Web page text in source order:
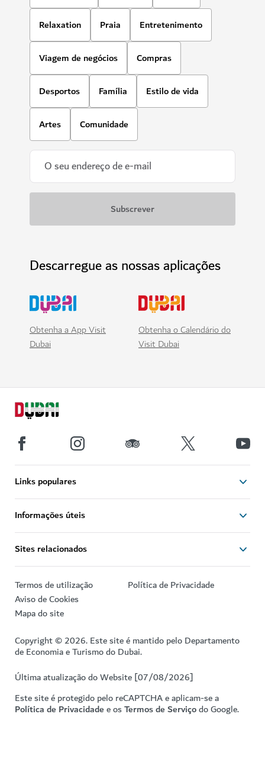
Relaxation Praia Entretenimento
Viagem de negócios Compras
Desportos Família Estilo de vida
Artes Comunidade
Descarregue as nossas aplicações
Obtenha a App Visit
Dubai
Obtenha o Calendário do
Visit Dubai
Links populares
Informações úteis
Sites relacionados
Termos de utilização
Política de Privacidade
Aviso de Cookies
Mapa do site
Copyright © 2026. Este site é mantido pelo Departamento
de Economia e Turismo do Dubai.
Última atualização do Website [07/08/2026]
Este site é protegido pelo reCAPTCHA e aplicam-se a
Política de Privacidadee osTermos de Serviçodo Google.